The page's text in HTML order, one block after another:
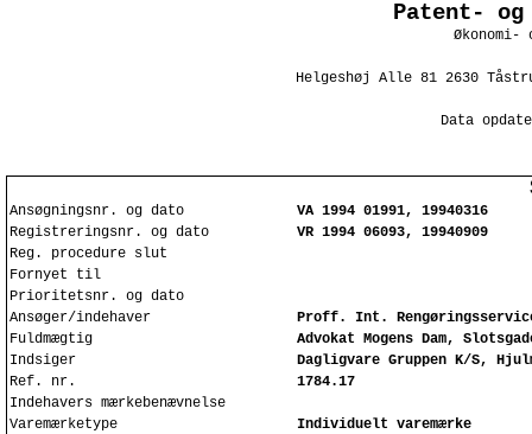
Patent- og
Økonomi-
Helgeshøj Alle 81 2630
Data
Ansøgningsnr. og dato
VA 1994 01991, 19940316
Registreringsnr. og dato
VR 1994 06093, 19940909
Reg. procedure slut
Fornyet til
Prioritetsnr. og dato
Ansøger/indehaver
Proff. Int. Rengøringsservice
Fuldmægtig
Advokat Mogens Dam,
Indsiger
Dagligvare Gruppen K/S,
Ref. nr.
1784.17
Indehavers mærkebenævnelse
Varemærketype
Individuelt varemærke